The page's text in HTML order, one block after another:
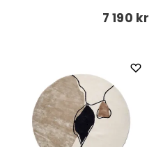
7 190 kr